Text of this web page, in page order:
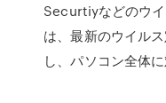
Securtiyなどのウ
は、最新のウイル
し、パソコン全体